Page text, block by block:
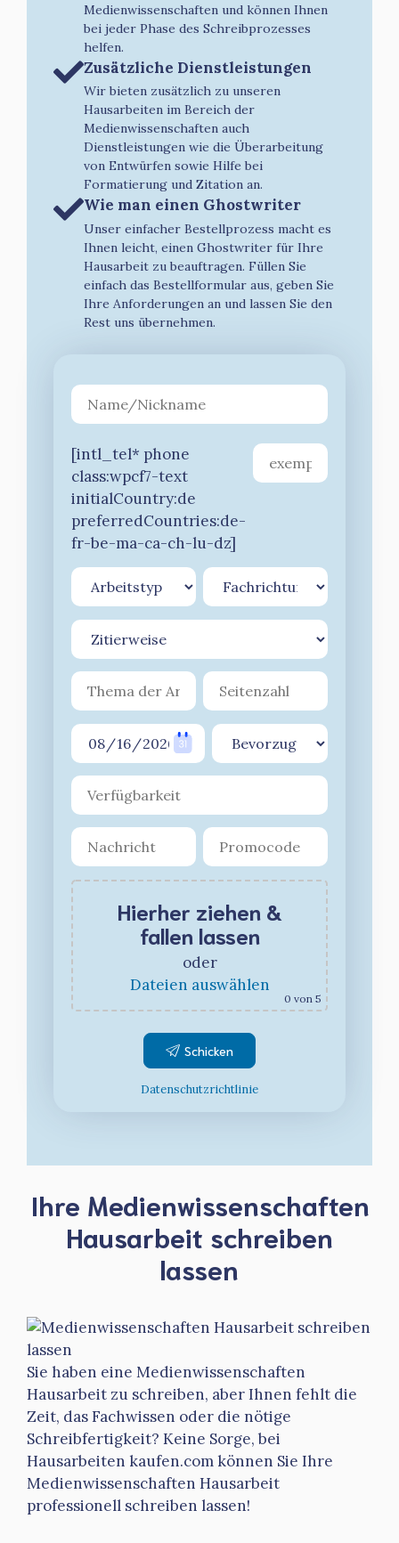
Medienwissenschaften und können Ihnen
bei jeder Phase des Schreibprozesses
helfen.
Zusätzliche Dienstleistungen
Wir bieten zusätzlich zu unseren
Hausarbeiten im Bereich der
Medienwissenschaften auch
Dienstleistungen wie die Überarbeitung
von Entwürfen sowie Hilfe bei
Formatierung und Zitation an.
Wie man einen Ghostwriter
Unser einfacher Bestellprozess macht es
Ihnen leicht, einen Ghostwriter für Ihre
Hausarbeit zu beauftragen. Füllen Sie
einfach das Bestellformular aus, geben Sie
Ihre Anforderungen an und lassen Sie den
Rest uns übernehmen.
[intl_tel* phone
class:wpcf7-text
initialCountry:de
preferredCountries:de-
fr-be-ma-ca-ch-lu-dz]
Hierher ziehen &
fallen lassen
oder
Dateien auswählen
0 von 5
Datenschutzrichtlinie
Ihre Medienwissenschaften
Hausarbeit schreiben
lassen
Sie haben eine Medienwissenschaften
Hausarbeit zu schreiben, aber Ihnen fehlt die
Zeit, das Fachwissen oder die nötige
Schreibfertigkeit? Keine Sorge, bei
Hausarbeiten kaufen.com können Sie Ihre
Medienwissenschaften Hausarbeit
professionell schreiben lassen!